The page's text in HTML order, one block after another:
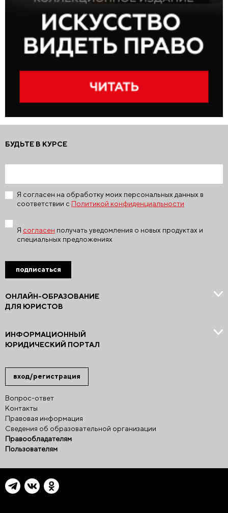
вход/регистрация
Вопрос-ответ
Контакты
Правовая информация
Сведения об образовательной организации
Правообладателям
Пользователям
ОНЛАЙН-ОБРАЗОВАНИЕ
ДЛЯ ЮРИСТОВ
ИНФОРМАЦИОННЫЙ
ЮРИДИЧЕСКИЙ ПОРТАЛ
БУДЬТЕ В КУРСЕ
Я согласен на обработку моих персональных данных в
соответствии с Политикой конфиденциальности
Я согласен получать уведомления о новых продуктах и
специальных предложениях
подписаться